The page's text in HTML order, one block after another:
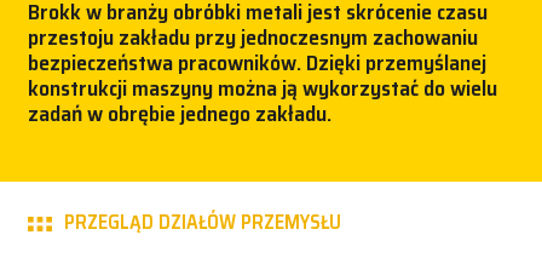
PRASA
KARIERA
SZUKAJ
Brokk w branży obróbki metali jest skrócenie czasu
przestoju zakładu przy jednoczesnym zachowaniu
bezpieczeństwa pracowników. Dzięki przemyślanej
konstrukcji maszyny można ją wykorzystać do wielu
zadań w obrębie jednego zakładu.
PRZEGLĄD DZIAŁÓW PRZEMYSŁU